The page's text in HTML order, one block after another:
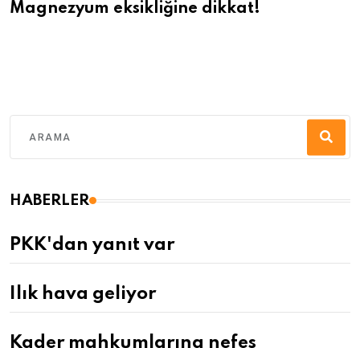
Magnezyum eksikliğine dikkat!
HABERLER
PKK'dan yanıt var
Ilık hava geliyor
Kader mahkumlarına nefes